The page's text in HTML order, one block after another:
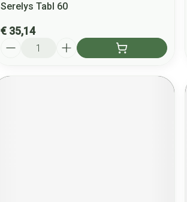
Serelys Tabl 60
€ 35,14